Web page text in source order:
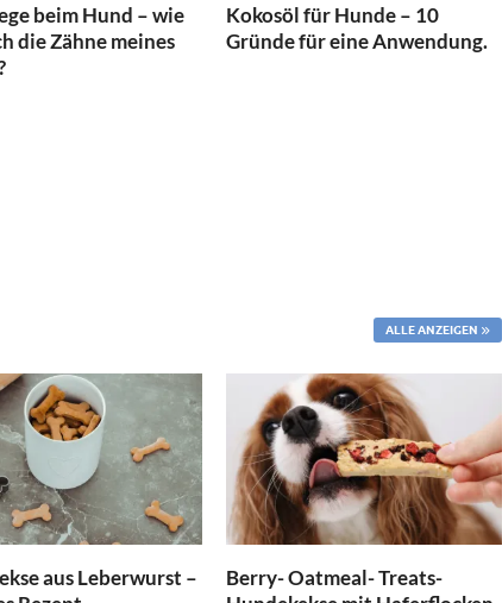
beim Hund – wie
die Zähne meines
Kokosöl für Hunde – 10
Gründe für eine Anwendung.
ALLE ANZEIGEN
aus Leberwurst –
Berry- Oatmeal- Treats-